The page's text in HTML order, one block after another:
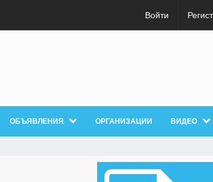
Войти
ОБЪЯВЛЕНИЯ ОРГАНИЗАЦИИ ВИДЕО